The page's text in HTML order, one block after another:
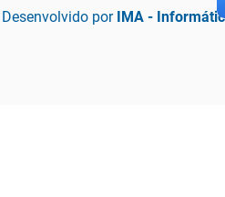
Desenvolvido por IMA -